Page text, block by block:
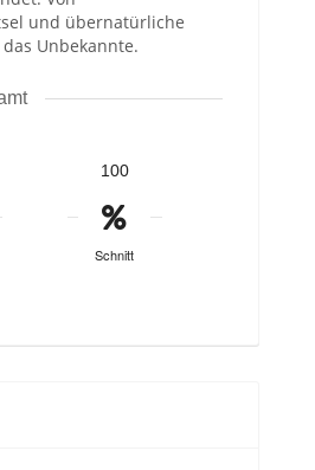
und übernatürliche
Unbekannte.
100
Schnitt